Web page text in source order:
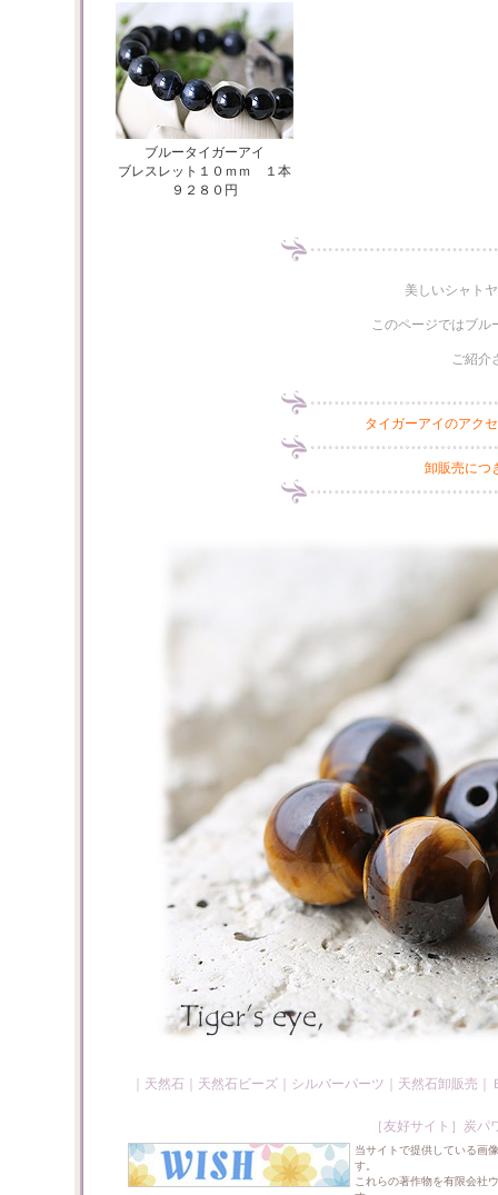
ブルータイガーアイ
ブレスレット１０ｍｍ １本
９２８０円
美しいシャト
このページではブル
ご紹介
タイガーアイのアク
卸販売につ
天然石 天然石ビーズ シルバーパーツ 天然石卸販売
［友好サイト］ 炭パ
当サイトで提供している画
す。
これらの著作物を有限会社